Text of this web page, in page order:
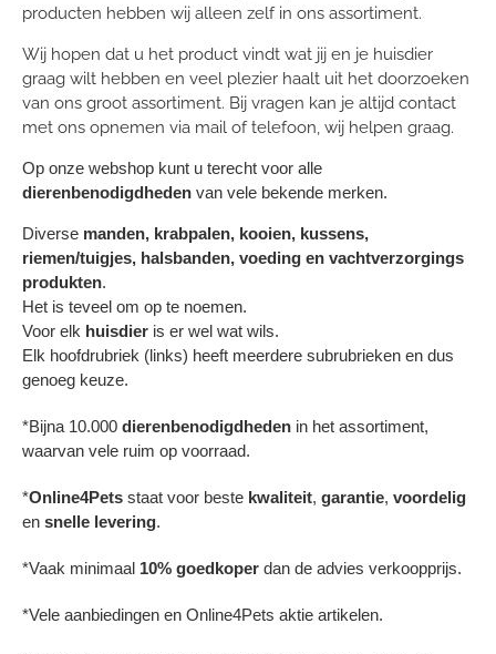
producten hebben wij alleen zelf in ons assortiment.
Wij hopen dat u het product vindt wat jij en je huisdier
graag wilt hebben en veel plezier haalt uit het doorzoeken
van ons groot assortiment. Bij vragen kan je altijd contact
met ons opnemen via mail of telefoon, wij helpen graag.
Op onze webshop kunt u terecht voor alle
dierenbenodigdheden van vele bekende merken.
Diverse manden, krabpalen, kooien, kussens,
riemen/tuigjes, halsbanden, voeding en vachtverzorgings
produkten.
Het is teveel om op te noemen.
Voor elk huisdier is er wel wat wils.
Elk hoofdrubriek (links) heeft meerdere subrubrieken en dus
genoeg keuze.
*Bijna 10.000 dierenbenodigdheden in het assortiment,
waarvan vele ruim op voorraad.
*Online4Pets staat voor beste kwaliteit, garantie, voordelig
en snelle levering.
*Vaak minimaal 10% goedkoper dan de advies verkoopprijs.
*Vele aanbiedingen en Online4Pets aktie artikelen.